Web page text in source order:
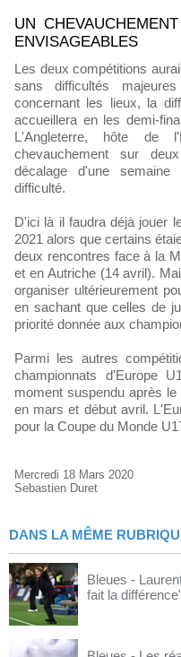
UN
ENVISAGEABLES
Les deux compétitions auraient donc pu s'enchaîner quasiment
sans difficultés
concernant les lieux, la
accueillera en les demi-
L'Angleterre, hôte de
chevauchement sur
décalage d'une
difficulté.
D'ici là il faudra déjà jouer
2021 alors que certains
deux rencontres face à la
et en Autriche (14 avril).
organiser ultérieurement
en sachant que celles de
priorité donnée aux
Parmi les autres
championnats d'Europe
moment suspendu après
en mars et début avril.
pour la Coupe du Monde
Mercredi 18 Mars 2020
Sebastien Duret
DANS LA MÊME
Bleues -
fait la